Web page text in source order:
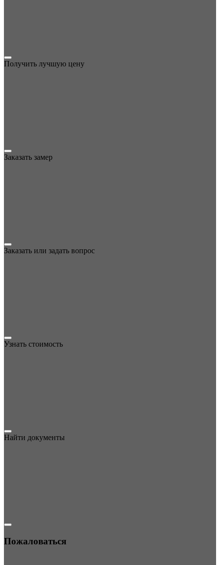
Получить лучшую цену
Заказать замер
Заказать или задать вопрос
Узнать стоимость
Найти документы
Пожаловаться